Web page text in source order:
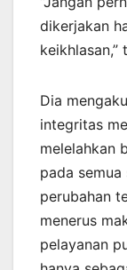
dikerjakan
keikhlasan,”
Dia
integritas
melelahkan
pada
perubahan
menerus
pelayanan